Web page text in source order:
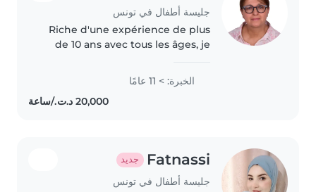
جليسة أطفال في تونس
Riche d'une expérience de plus
de 10 ans avec tous les âges, je
manuels et le bien-être des
enfants. Dynamique et à l'écoute
de leurs besoins, je propose..
الخبرة: > 11 عامًا
Fatnassi جديد
جليسة أطفال في تونس